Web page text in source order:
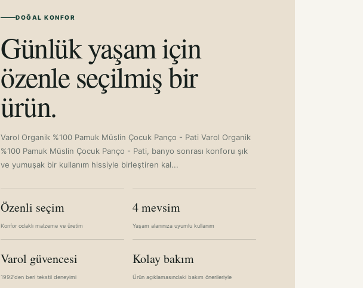
DOĞAL KONFOR
Günlük yaşam için
özenle seçilmiş bir
ürün.
Varol Organik %100 Pamuk Müslin Çocuk Panço - Pati Varol Organik
%100 Pamuk Müslin Çocuk Panço - Pati, banyo sonrası konforu şık
ve yumuşak bir kullanım hissiyle birleştiren kal...
Özenli seçim
Konfor odaklı malzeme ve üretim
4 mevsim
Yaşam alanınıza uyumlu kullanım
Varol güvencesi
1992'den beri tekstil deneyimi
Kolay bakım
Ürün açıklamasındaki bakım önerileriyle